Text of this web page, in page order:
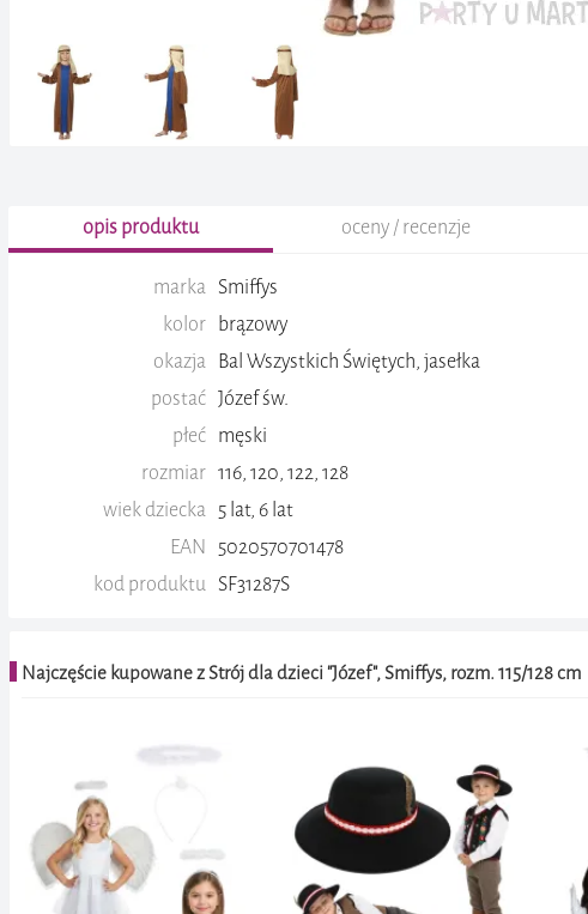
opis produktu oceny / recenzje
marka Smiffys
kolor brązowy
okazja Bal Wszystkich Świętych, jasełka
postać Józef św.
płeć męski
rozmiar 116, 120, 122, 128
wiek dziecka 5 lat, 6 lat
EAN 5020570701478
kod produktu SF31287S
0.0 / 5.0 (brak ocen) Dodaj ocenę
Szyfrowanie Danych:
Ochrona przed oszustwami:
Przestrzeganie regulacji:
Najczęście kupowane z Strój dla dzieci "Józef", Smiffys, rozm. 115/128 cm